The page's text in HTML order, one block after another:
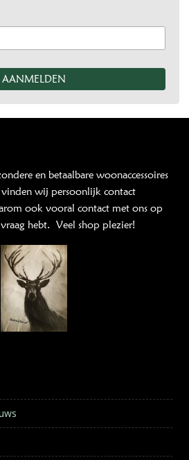
en betaalbare woonaccessoires
vinden wij persoonlijk contact
ook vooral contact met ons op
hebt. Veel shop plezier!